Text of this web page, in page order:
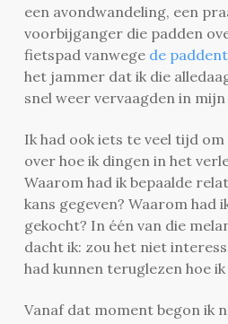
een avondwandeling, een
voorbijganger die padden
fietspad vanwege de
het jammer dat ik die
snel weer vervaagden in mijn
Ik had ook iets te veel tijd
over hoe ik dingen in het
Waarom had ik bepaalde
kans gegeven? Waarom had
gekocht? In één van die
dacht ik: zou het niet
had kunnen teruglezen hoe
Vanaf dat moment begon ik